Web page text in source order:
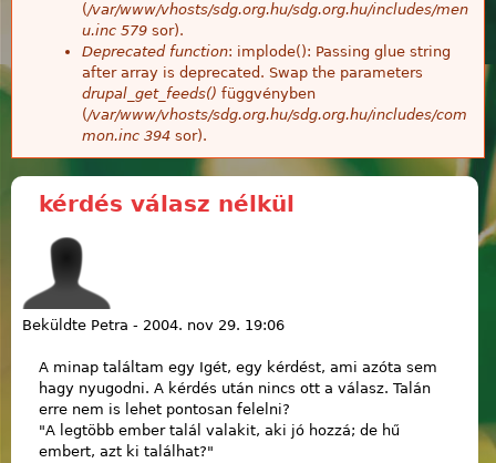
(/var/www/vhosts/sdg.org.hu/sdg.org.hu/includes/men
u.inc 579 sor).
Deprecated function: implode(): Passing glue string
after array is deprecated. Swap the parameters
drupal_get_feeds() függvényben
(/var/www/vhosts/sdg.org.hu/sdg.org.hu/includes/com
mon.inc 394 sor).
kérdés válasz nélkül
Beküldte Petra - 2004. nov 29. 19:06
A minap találtam egy Igét, egy kérdést, ami azóta sem
hagy nyugodni. A kérdés után nincs ott a válasz. Talán
erre nem is lehet pontosan felelni?
"A legtöbb ember talál valakit, aki jó hozzá; de hű
embert, azt ki találhat?"